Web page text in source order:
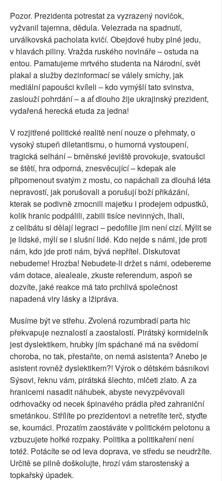
Pozor. Prezidenta potrestat za vyzrazený novičok,
vyžvanil tajemna, dědula. Velezrada na spadnutí,
urválkovská pacholata kvičí. Obejdové huby plné jedu,
v hlavách piliny. Vražda ruského novináře – ostuda na
entou. Pamatujeme mrtvého studenta na Národní, svět
plakal a služby dezinformací se válely smíchy, jak
mediální papoušci kvíleli – kdo vymýšlí tato svinstva,
zaslouží pohrdání – a ať dlouho žije ukrajinský prezident,
vydařená herecká etuda za jedna!
V rozjitřené politické realitě není nouze o přehmaty, o
vysoký stupeň diletantismu, o humorná vystoupení,
tragická selhání – brněnské jeviště provokuje, svatoušci
se štětí, hra odporná, znesvěcující – kdepak ale
připomenout svatým z mostu, co napáchali za dlouhá léta
nepravostí, jak porušovali a porušují boží přikázání,
kterak se podivně zmocnili majetku i prodejem odpustků,
kolik hranic podpálili, zabili tisíce nevinných, lhali,
z celibátu si dělají legraci – pedofilie jim není cizí. Mýlit se
je lidské, mýlí se i slušní lidé. Kdo nejde s námi, jde proti
nám, kdo jde proti nám, bývá nepřítel. Diskutovat
nebudeme! Hrozba! Nebudete-li držet s námi, odebereme
vám dotace, alealeale, zkuste referendum, aspoň se
dozvíte, jaké reakce má tato prchlivá společnost
napadená viry lásky a lžipráva.
Musíme být ve střehu. Zvolená rozumbradí parta hic
překvapuje neznalostí a zaostalostí. Pirátský kormidelník
jest dyslektikem, hrubky jím spáchané má na svědomí
choroba, no tak, přestaňte, on nemá asistenta? Anebo je
asistent rovněž dyslektikem?! Výrok o dětském básníkovi
Sýsovi, řeknu vám, pirátská šlechto, mlčeti zlato. A za
hranicemi nasadit náhubek, abyste nevyzpěvovali
odrhovačky od necek špinavého prádla před zahraniční
smetánkou. Střílíte po prezidentovi a netrefíte terč, styďte
se, koumáci. Prozatím zaostáváte v politickém pelotonu a
vzbuzujete hořké rozpaky. Politika a politikaření není
totéž. Potácíte se od leva doprava, ve středu se neudržíte.
Určitě se pilně doškolujte, hrozí vám starostenský a
topkařský úpadek.